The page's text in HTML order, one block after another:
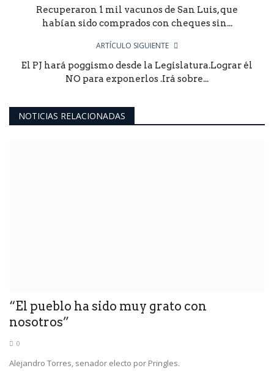
Recuperaron 1 mil vacunos de San Luis, que
habían sido comprados con cheques sin...
ARTÍCULO SIGUIENTE
El PJ hará poggismo desde la Legislatura.Lograr él
NO para exponerlos .Irá sobre...
NOTICIAS RELACIONADAS
“El pueblo ha sido muy grato con
nosotros”
0
Alejandro Torres, senador electo por Pringles.